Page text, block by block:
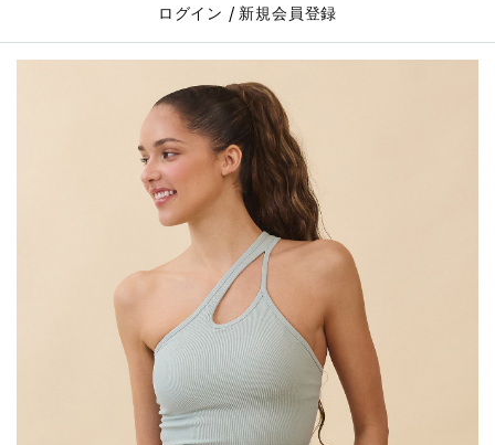
ログイン / 新規会員登録